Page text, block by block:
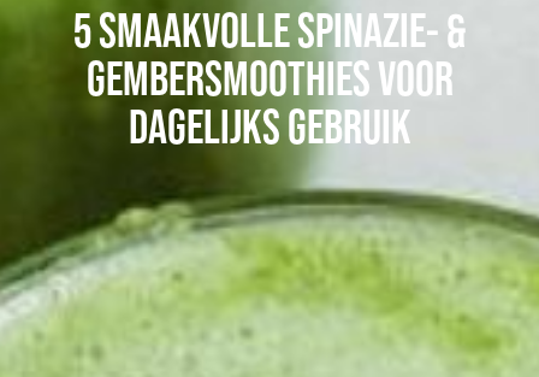
5 SMAAKVOLLE SPINAZIE- &
GEMBERSMOOTHIES VOOR
DAGELIJKS GEBRUIK